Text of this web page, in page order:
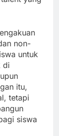
non-
untuk
di
itu,
tetapi
siswa